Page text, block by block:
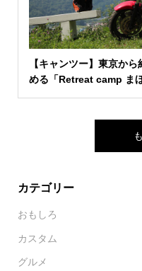
【キャンツー】東京か
める「Retreat camp ま
カテゴリー
おもしろ
カスタム
グルメ